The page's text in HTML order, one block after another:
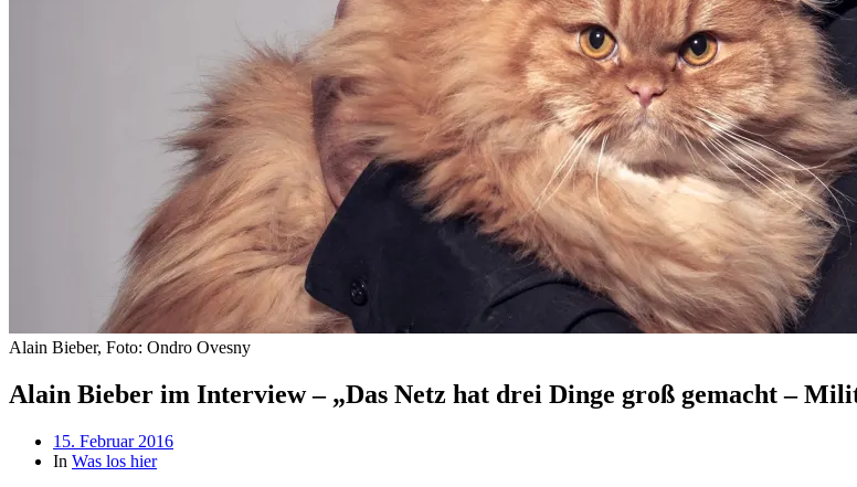
Alain Bieber, Foto: Ondro Ovesny
Alain Bieber im Interview – „Das Netz hat drei Dinge groß gemacht –
Beitragsdatum
15. Februar 2016
In Was los hier